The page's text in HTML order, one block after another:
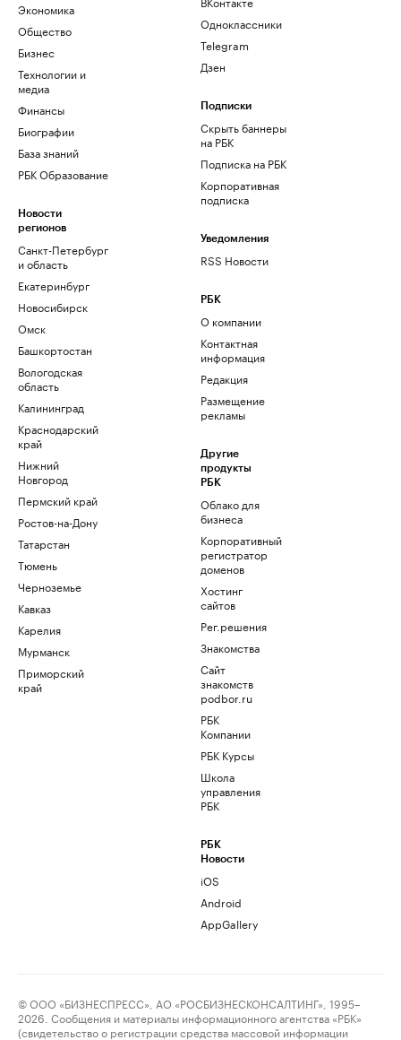
Экономика
Общество
Бизнес
Технологии и
медиа
Финансы
Биографии
База знаний
РБК Образование
Новости
регионов
Санкт-Петербург
и область
Екатеринбург
Новосибирск
Омск
Башкортостан
Вологодская
область
Калининград
Краснодарский
край
Нижний
Новгород
Пермский край
Ростов-на-Дону
Татарстан
Тюмень
Черноземье
Кавказ
Карелия
Мурманск
Приморский
край
Одноклассники
Telegram
Дзен
Подписки
Скрыть баннеры
на РБК
Подписка на РБК
Корпоративная
подписка
Уведомления
RSS Новости
РБК
О компании
Контактная
информация
Редакция
Размещение
рекламы
Другие
продукты
РБК
Облако для
бизнеса
Корпоративный
регистратор
доменов
Хостинг
сайтов
Рег.решения
Знакомства
Сайт
знакомств
podbor.ru
РБК
Компании
РБК Курсы
Школа
управления
РБК
РБК
Новости
iOS
Android
AppGallery
© ООО «БИЗНЕСПРЕСС», АО «РОСБИЗНЕСКОНСАЛТИНГ», 1995–
2026. Сообщения и материалы информационного агентства «РБК»
(свидетельство о регистрации средства массовой информации